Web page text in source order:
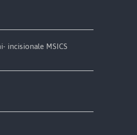
incisionale MSICS